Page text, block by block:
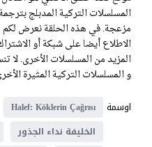
المسلسلات التركية المدبلج
الاطلاع أيضا على شبكة أو
المزيد من المسلسلات الأخرى.
و المسلسلات التركية المثيرة
اوسمة
Halef: Köklerin Çağrısı
الخليفة نداء الجذور